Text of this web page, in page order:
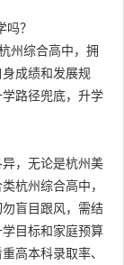
？
州综合高中，拥
成绩和发展规
路径兜底，升学
，无论是杭州美
杭州综合高中，
盲目跟风，需结
目标和家庭预算
高本科录取率、